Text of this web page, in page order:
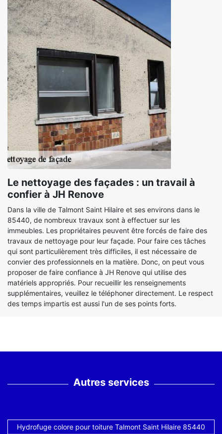
Le nettoyage des façades : un travail à
confier à JH Renove
Dans la ville de Talmont Saint Hilaire et ses environs dans le
85440, de nombreux travaux sont à effectuer sur les
immeubles. Les propriétaires peuvent être forcés de faire des
travaux de nettoyage pour leur façade. Pour faire ces tâches
qui sont particulièrement très difficiles, il est nécessaire de
convier des professionnels en la matière. Donc, on peut vous
proposer de faire confiance à JH Renove qui utilise des
matériels appropriés. Pour recueillir les renseignements
supplémentaires, veuillez le téléphoner directement. Le respect
des temps impartis est aussi l'un de ses points forts.
Autres services
Hydrofuge colore pour toiture Talmont Saint Hilaire 85440